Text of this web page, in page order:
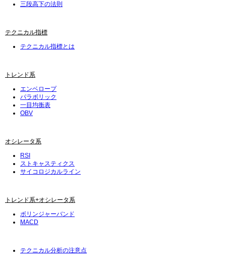
三段高下の法則
テクニカル指標
テクニカル指標とは
トレンド系
エンベロープ
パラボリック
一目均衡表
OBV
オシレータ系
RSI
ストキャスティクス
サイコロジカルライン
トレンド系+オシレータ系
ボリンジャーバンド
MACD
テクニカル分析の注意点